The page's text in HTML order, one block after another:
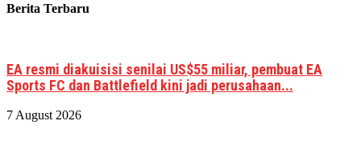
Berita Terbaru
EA resmi diakuisisi senilai US$55 miliar, pembuat EA
Sports FC dan Battlefield kini jadi perusahaan...
7 August 2026